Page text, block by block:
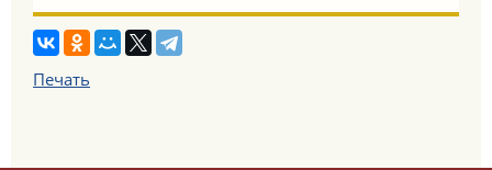
Печать